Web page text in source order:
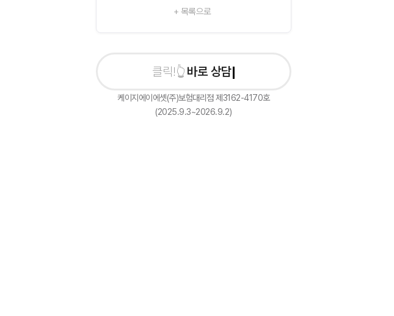
+ 목록으로
바로 상담신청하기
케이지에이에셋(주)보험대리점 제3162-4170호
(2025.9.3~2026.9.2)